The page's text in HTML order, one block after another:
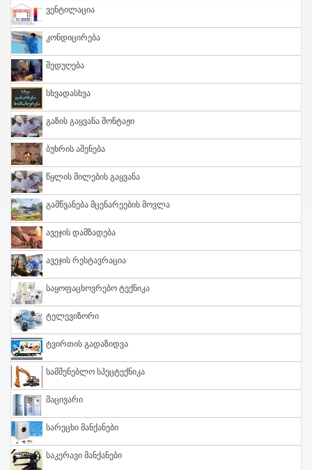
Ვენტილაცია
Კონდიცირება
Შედუღება
Სხვადასხვა
Გაზის Გაყვანა Მონტაჟი
Ბუხრის Აშენება
Წყლის Მილების Გაყვანა
Გამწვანება Მცენარეების Მოვლა
Ავეჯის Დამზადება
Ავეჯის Რესტავრაცია
Საყოფაცხოვრებო Ტექნიკა
Ტელევიზორი
Ტვირთის Გადაზიდვა
Სამშენებლო Სპეცტექნიკა
Მაცივარი
Სარეცხი Მანქანები
Საკერავი Მანქანები